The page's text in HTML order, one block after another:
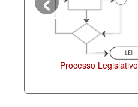
Processo Legislativo